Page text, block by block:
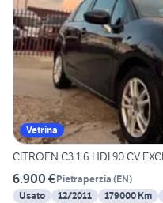
Vetrina
CITROEN C3 1.6 HDI 90 CV
6.900 €Pietraperzia (EN)
Usato
12/2011 179000 Km